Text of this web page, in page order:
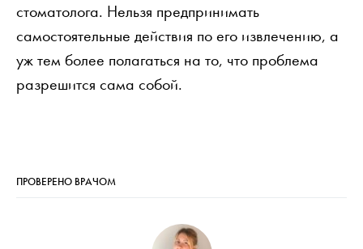
стоматолога. Нельзя предпринимать
самостоятельные действия по его извлечению, а
уж тем более полагаться на то, что проблема
разрешится сама собой.
ПРОВЕРЕНО ВРАЧОМ